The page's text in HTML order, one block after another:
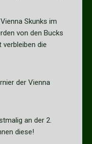
Skunks im
von den Bucks
die
der Vienna
an der 2.
diese!